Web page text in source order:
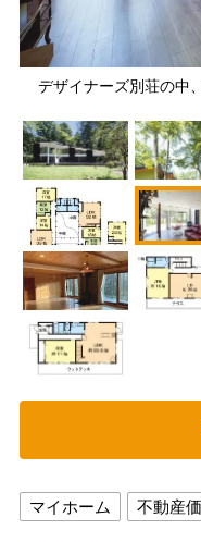
デザイナーズ別荘の中
マイホーム 不動産